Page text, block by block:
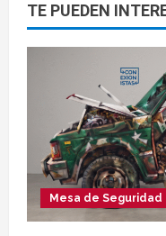
TE PUEDEN
Mesa de Seguridad